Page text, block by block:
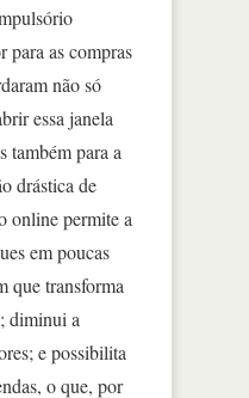
para as compras
não só
essa janela
também para a
drástica de
online permite a
em poucas
que transforma
diminui a
e possibilita
o que, por